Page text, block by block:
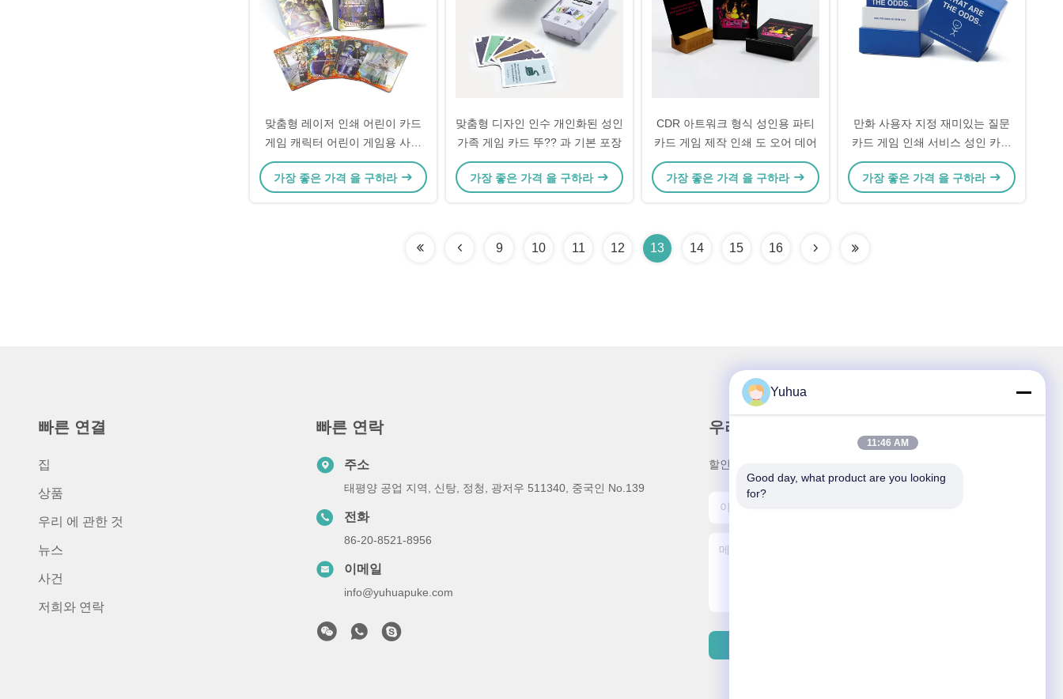
맞춤형 레이저 인쇄 어린이 카드
게임 캐릭터 어린이 게임용 사진
카드
가장 좋은 가격 을 구하라
맞춤형 디자인 인수 개인화된 성인
가족 게임 카드 뚜?? 과 기본 포장
가장 좋은 가격 을 구하라
CDR 아트워크 형식 성인용 파티
카드 게임 제작 인쇄 도 오어 데어
가장 좋은 가격 을 구하라
만화 사용자 지정 재미있는 질문
카드 게임 인쇄 서비스 성인 카드
게임 게임
가장 좋은 가격 을 구하라
9 10 11 12 13 14 15 16
빠른 연결
집
상품
우리 에 관한 것
뉴스
사건
저희와 연락
빠른 연락
주소
태평양 공업 지역, 신탕, 정청, 광저우 511340, 중국인 No.139
전화
86-20-8521-8956
이메일
info@yuhuapuke.com
우리 뉴스레터
할인 및 더 많은 정보를 얻기 위해 뉴스레터에 가입하십시오.
Yuhua
11:46 AM
Good day, what product are you looking
for?